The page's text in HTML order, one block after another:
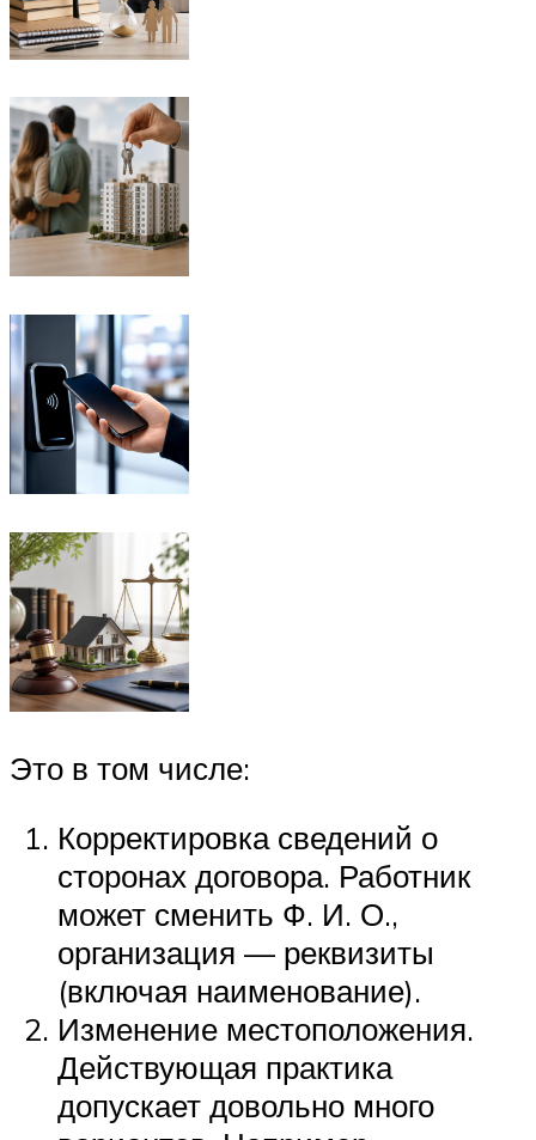
Это в том числе:
Корректировка сведений о
сторонах договора. Работник
может сменить Ф. И. О.,
организация — реквизиты
(включая наименование).
Изменение местоположения.
Действующая практика
допускает довольно много